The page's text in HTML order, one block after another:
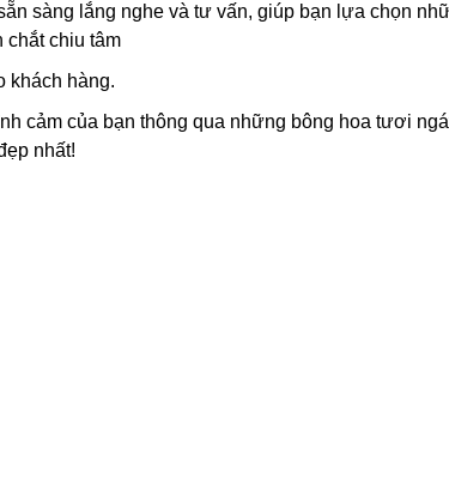
sàng lắng nghe và tư vấn, giúp bạn lựa chọn
chắt chiu tâm
khách hàng.
cảm của bạn thông qua những bông hoa tươi
nhất!